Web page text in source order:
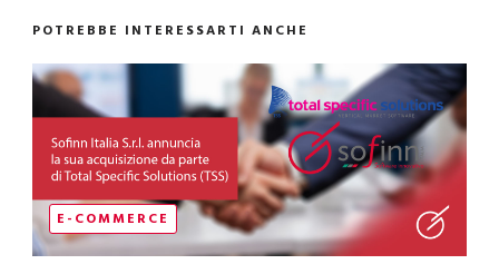
POTREBBE INTERESSARTI ANCHE
E-COMMERCE